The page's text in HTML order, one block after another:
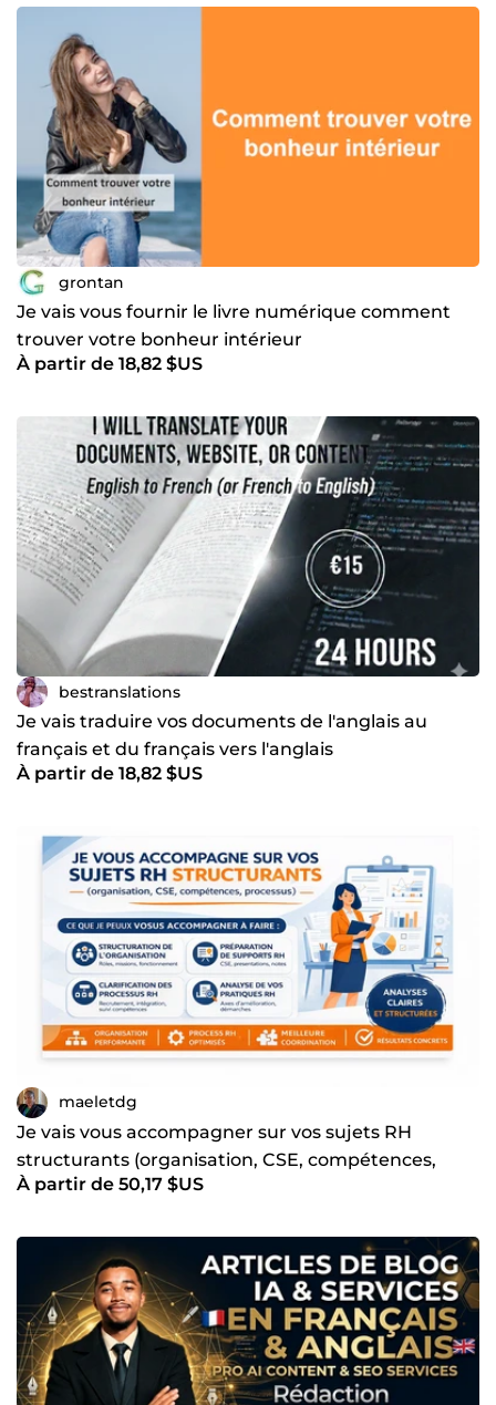
grontan
Je vais vous fournir le livre numérique comment
trouver votre bonheur intérieur
À partir de 18,82 $US
bestranslations
Je vais traduire vos documents de l'anglais au
français et du français vers l'anglais
À partir de 18,82 $US
maeletdg
Je vais vous accompagner sur vos sujets RH
structurants (organisation, CSE, compétences,
processus)
À partir de 50,17 $US